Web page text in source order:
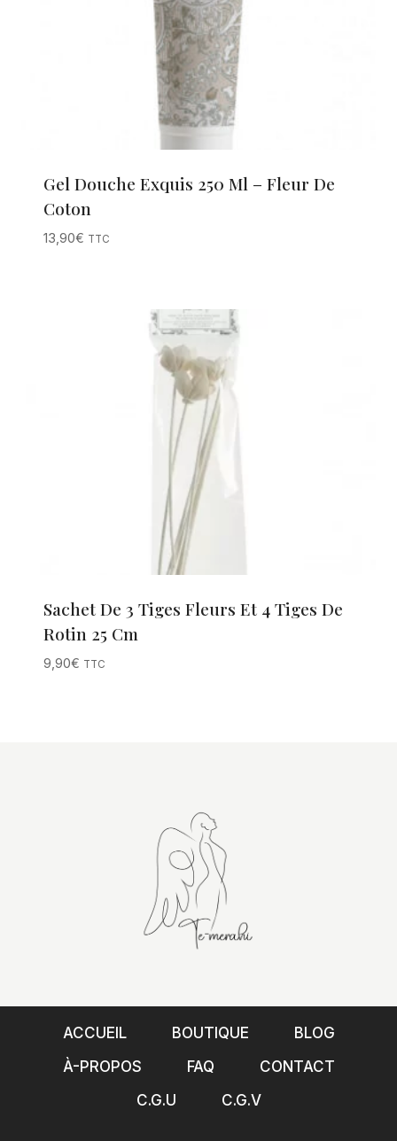
Gel Douche Exquis 250 Ml – Fleur De
Coton
13,90€ TTC
Sachet De 3 Tiges Fleurs Et 4 Tiges De
Rotin 25 Cm
9,90€ TTC
ACCUEIL BOUTIQUE
BLOG
À-PROPOS
FAQ
CONTACT
C.G.U
C.G.V